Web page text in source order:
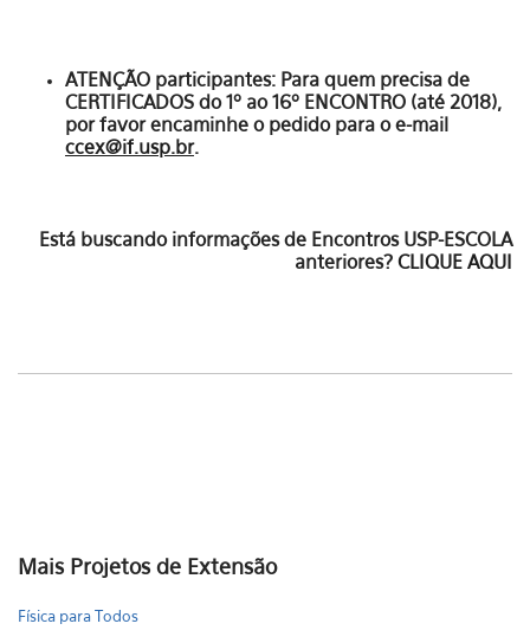
ATENÇÃO participantes: Para quem precisa de
CERTIFICADOS do 1º ao 16º ENCONTRO (até 2018),
por favor encaminhe o pedido para o e-mail
ccex@if.usp.br.
Está buscando informações de Encontros USP-ESCOLA
anteriores? CLIQUE AQUI
Mais Projetos de Extensão
Física para Todos